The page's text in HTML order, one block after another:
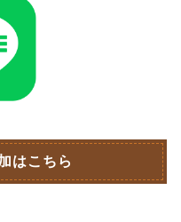
はこちら